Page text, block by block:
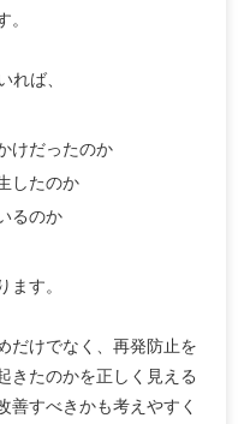
。
れば、
けだったのか
したのか
るのか
ます。
だけでなく、再発防止を
きたのかを正しく見える
善すべきかも考えやすく